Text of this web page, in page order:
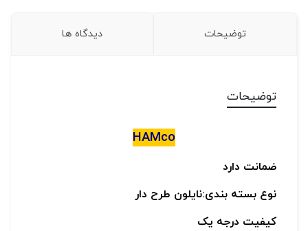
توضیحات دیدگاه ها
توضیحات
HAMco
ضمانت دارد
نوع بسته بندی:نایلون طرح دار
کیفیت درجه یک